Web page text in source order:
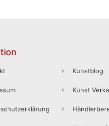
Kunstblog
Kunst